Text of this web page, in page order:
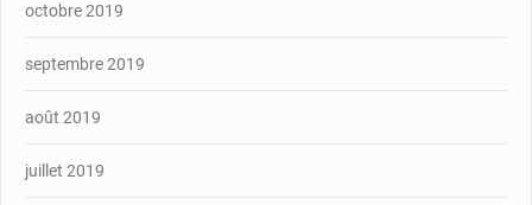
octobre 2019
septembre 2019
août 2019
juillet 2019